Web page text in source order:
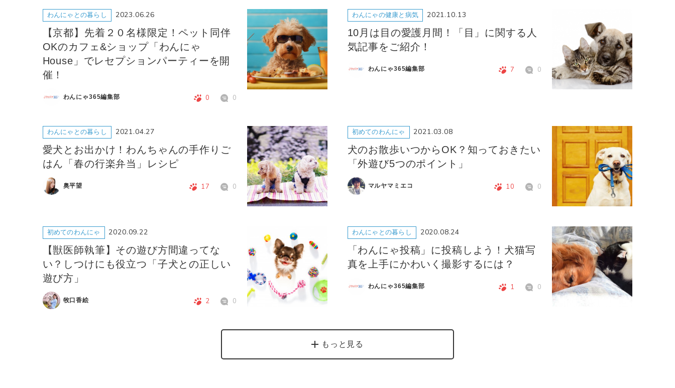
わんにゃとの暮らし 2023.06.26
【京都】先着２０名様限定！ペット同伴
OKのカフェ&ショップ「わんにゃ
House」でレセプションパーティーを開
催！
わんにゃ365編集部 0 0
わんにゃの健康と病気 2021.10.13
10月は目の愛護月間！「目」に関する人
気記事をご紹介！
わんにゃ365編集部 7 0
わんにゃとの暮らし 2021.04.27
愛犬とお出かけ！わんちゃんの手作りご
はん「春の行楽弁当」レシピ
奥平望 17 0
初めてのわんにゃ 2021.03.08
犬のお散歩いつからOK？知っておきたい
「外遊び5つのポイント」
マルヤマミエコ 10 0
初めてのわんにゃ 2020.09.22
【獣医師執筆】その遊び方間違ってな
い？しつけにも役立つ「子犬との正しい
遊び方」
牧口香絵 2 0
わんにゃとの暮らし 2020.08.24
「わんにゃ投稿」に投稿しよう！犬猫写
真を上手にかわいく撮影するには？
わんにゃ365編集部 1 0
もっと見る